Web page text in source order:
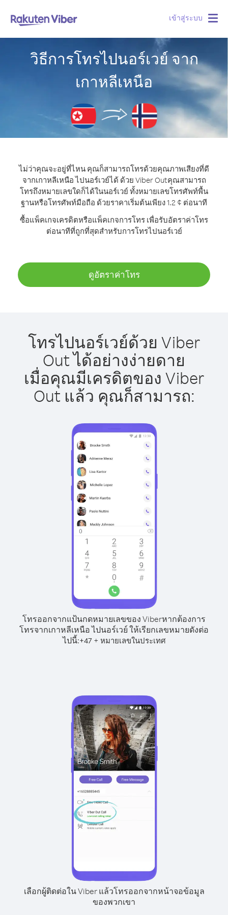
เข้าสู่ระบบ
วิธีการโทรไปนอร์เวย์ จาก
เกาหลีเหนือ
ไม่ว่าคุณจะอยู่ที่ไหน คุณก็สามารถโทรด้วยคุณภาพเสียงที่ดี
จากเกาหลีเหนือ ไปนอร์เวย์ได้ ด้วย Viber Outคุณสามารถ
โทรถึงหมายเลขใดก็ได้ในนอร์เวย์ ทั้งหมายเลขโทรศัพท์พื้น
ฐานหรือโทรศัพท์มือถือ ด้วยราคาเริ่มต้นเพียง 1.2 ¢ ต่อนาที
ซื้อแพ็คเกจเครดิตหรือแพ็คเกจการโทร เพื่อรับอัตราค่าโทร
ต่อนาทีที่ถูกที่สุดสำหรับการโทรไปนอร์เวย์
ดูอัตราค่าโทร
โทรไปนอร์เวย์ด้วย Viber
Out ได้อย่างง่ายดาย
เมื่อคุณมีเครดิตของ Viber
Out แล้ว คุณก็สามารถ:
โทรออกจากแป้นกดหมายเลขของ Viberหากต้องการ
โทรจากเกาหลีเหนือ ไปนอร์เวย์ ให้เรียกเลขหมายดังต่อ
ไปนี้:+47+ หมายเลขในประเทศ
เลือกผู้ติดต่อใน Viber แล้วโทรออกจากหน้าจอข้อมูล
ของพวกเขา